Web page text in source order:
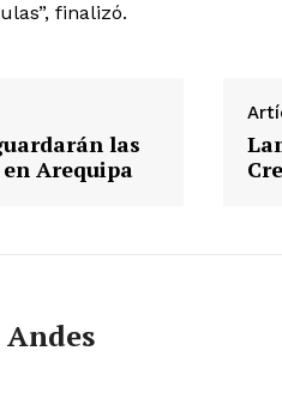
finalizó.
las
Arequipa